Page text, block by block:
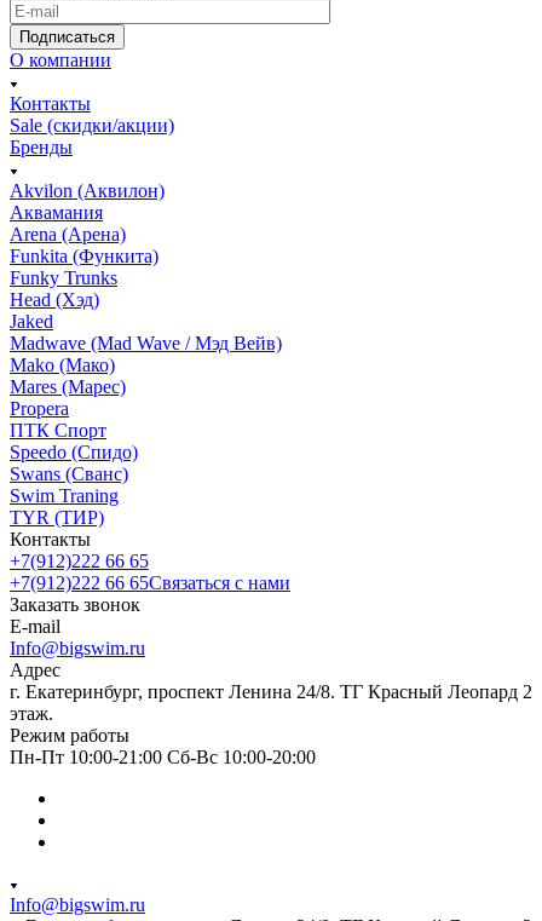
Подписаться
О компании
Контакты
Sale (скидки/акции)
Бренды
Akvilon (Аквилон)
Аквамания
Arena (Арена)
Funkita (Функита)
Funky Trunks
Head (Хэд)
Jaked
Madwave (Mad Wave / Мэд Вейв)
Mako (Мако)
Mares (Марес)
Propera
ПТК Спорт
Speedo (Спидо)
Swans (Сванс)
Swim Traning
TYR (ТИР)
Контакты
+7(912)222 66 65
+7(912)222 66 65Связаться с нами
Заказать звонок
E-mail
Info@bigswim.ru
Адрес
г. Екатеринбург, проспект Ленина 24/8. ТГ Красный Леопард 2
этаж.
Режим работы
Пн-Пт 10:00-21:00 Сб-Вс 10:00-20:00
Info@bigswim.ru